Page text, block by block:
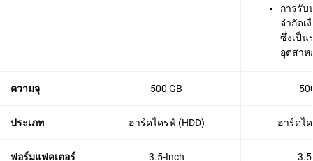
การรับ
จำกัดเ
ซึ่งเป็น
อุตสาห
ความจุ 500 GB
ประเภท ฮาร์ดไดรฟ์ (HDD) ฮาร์ดไ
ฟอร์มแฟคเตอร์ 3.5-Inch